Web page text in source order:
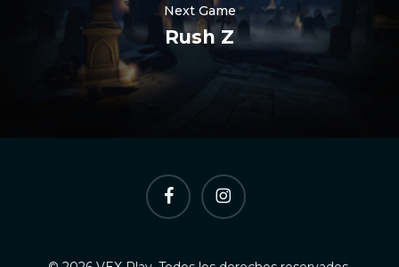
Next Game
Rush Z
FacebookInstagram
हिन्दी
日本語